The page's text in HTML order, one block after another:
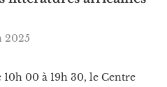
2025
00 à 19h 30, le Centre